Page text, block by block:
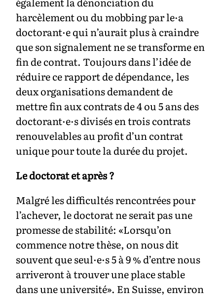
harcèlement ou du mobbing par le·a
doctorant·e qui n’aurait plus à craindre
que son signalement ne se transforme en
fin de contrat. Toujours dans l’idée de
réduire ce rapport de dépendance, les
deux organisations demandent de
mettre fin aux contrats de 4 ou 5 ans des
doctorant·e·s divisés en trois contrats
renouvelables au profit d’un contrat
unique pour toute la durée du projet.
Le doctorat et après ?
Malgré les difficultés rencontrées pour
l’achever, le doctorat ne serait pas une
promesse de stabilité: «Lorsqu’on
commence notre thèse, on nous dit
souvent que seul·e·s 5 à 9 % d’entre nous
arriveront à trouver une place stable
dans une université». En Suisse, environ